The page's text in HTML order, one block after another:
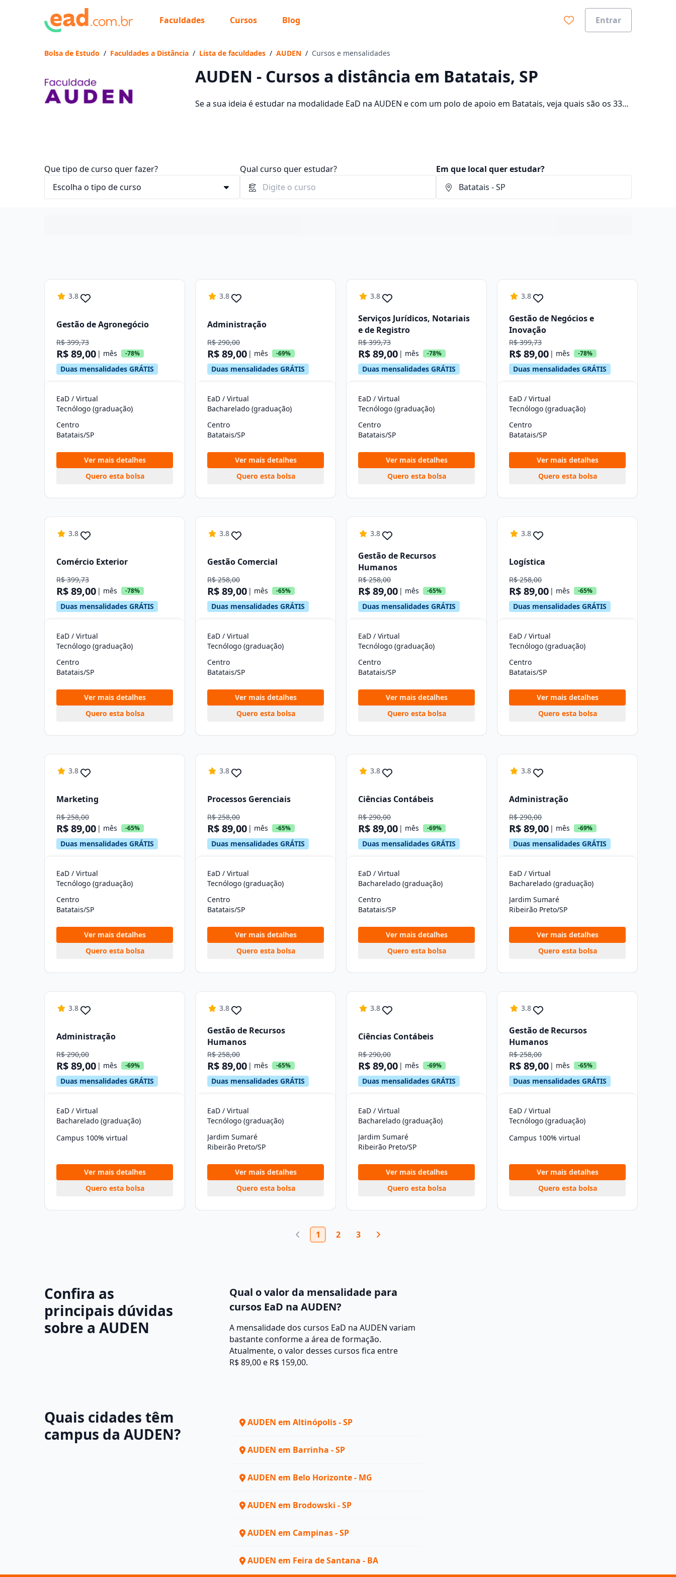
Faculdades Cursos Blog Entrar
Vamos te guiar no caminho ideal para seus estudos
Ainda não sei
Continuar
Bolsa de Estudo / Faculdades a Distância / Lista de faculdades / AUDEN / Cursos e mensalidades
AUDEN - Cursos a distância em Batatais, SP
Se a sua ideia é estudar na modalidade EaD na AUDEN e com um polo de apoio em Batatais, veja quais são os 33
Que tipo de curso quer fazer? Qual curso quer estudar? Em que local quer estudar?
3.8
Gestão de Agronegócio
R$ 399,73
R$ 89,00 | mês -78%
Duas mensalidades GRÁTIS
EaD / Virtual
Tecnólogo (graduação)
Centro
Batatais/SP
Ver mais detalhes
Quero esta bolsa
3.8
Administração
R$ 290,00
R$ 89,00 | mês -69%
Duas mensalidades GRÁTIS
EaD / Virtual
Bacharelado (graduação)
Centro
Batatais/SP
Ver mais detalhes
Quero esta bolsa
3.8
Serviços Jurídicos, Notariais
e de Registro
R$ 399,73
R$ 89,00 | mês -78%
Duas mensalidades GRÁTIS
EaD / Virtual
Tecnólogo (graduação)
Centro
Batatais/SP
Ver mais detalhes
Quero esta bolsa
3.8
Gestão de Negócios e
Inovação
R$ 399,73
R$ 89,00 | mês -78%
Duas mensalidades GRÁTIS
EaD / Virtual
Tecnólogo (graduação)
Centro
Batatais/SP
Ver mais detalhes
Quero esta bolsa
3.8
Comércio Exterior
R$ 399,73
R$ 89,00 | mês -78%
Duas mensalidades GRÁTIS
EaD / Virtual
Tecnólogo (graduação)
Centro
Batatais/SP
Ver mais detalhes
Quero esta bolsa
3.8
Gestão Comercial
R$ 258,00
R$ 89,00 | mês -65%
Duas mensalidades GRÁTIS
EaD / Virtual
Tecnólogo (graduação)
Centro
Batatais/SP
Ver mais detalhes
Quero esta bolsa
3.8
Gestão de Recursos
Humanos
R$ 258,00
R$ 89,00 | mês -65%
Duas mensalidades GRÁTIS
EaD / Virtual
Tecnólogo (graduação)
Centro
Batatais/SP
Ver mais detalhes
Quero esta bolsa
3.8
Logística
R$ 258,00
R$ 89,00 | mês -65%
Duas mensalidades GRÁTIS
EaD / Virtual
Tecnólogo (graduação)
Centro
Batatais/SP
Ver mais detalhes
Quero esta bolsa
3.8
Marketing
R$ 258,00
R$ 89,00 | mês -65%
Duas mensalidades GRÁTIS
EaD / Virtual
Tecnólogo (graduação)
Centro
Batatais/SP
Ver mais detalhes
Quero esta bolsa
3.8
Processos Gerenciais
R$ 258,00
R$ 89,00 | mês -65%
Duas mensalidades GRÁTIS
EaD / Virtual
Tecnólogo (graduação)
Centro
Batatais/SP
Ver mais detalhes
Quero esta bolsa
3.8
Ciências Contábeis
R$ 290,00
R$ 89,00 | mês -69%
Duas mensalidades GRÁTIS
EaD / Virtual
Bacharelado (graduação)
Centro
Batatais/SP
Ver mais detalhes
Quero esta bolsa
3.8
Administração
R$ 290,00
R$ 89,00 | mês -69%
Duas mensalidades GRÁTIS
EaD / Virtual
Bacharelado (graduação)
Jardim Sumaré
Ribeirão Preto/SP
Ver mais detalhes
Quero esta bolsa
3.8
Administração
R$ 290,00
R$ 89,00 | mês -69%
Duas mensalidades GRÁTIS
EaD / Virtual
Bacharelado (graduação)
Campus 100% virtual
Ver mais detalhes
Quero esta bolsa
3.8
Gestão de Recursos
Humanos
R$ 258,00
R$ 89,00 | mês -65%
Duas mensalidades GRÁTIS
EaD / Virtual
Tecnólogo (graduação)
Jardim Sumaré
Ribeirão Preto/SP
Ver mais detalhes
Quero esta bolsa
3.8
Ciências Contábeis
R$ 290,00
R$ 89,00 | mês -69%
Duas mensalidades GRÁTIS
EaD / Virtual
Bacharelado (graduação)
Jardim Sumaré
Ribeirão Preto/SP
Ver mais detalhes
Quero esta bolsa
3.8
Gestão de Recursos
Humanos
R$ 258,00
R$ 89,00 | mês -65%
Duas mensalidades GRÁTIS
EaD / Virtual
Tecnólogo (graduação)
Campus 100% virtual
Ver mais detalhes
Quero esta bolsa
1 2 3
Confira as
principais dúvidas
sobre a AUDEN
Qual o valor da mensalidade para
cursos EaD na AUDEN?
A mensalidade dos cursos EaD na AUDEN variam
bastante conforme a área de formação.
Atualmente, o valor desses cursos fica entre
R$ 89,00 e R$ 159,00.
Quais cidades têm
campus da AUDEN?
AUDEN em Altinópolis - SP
AUDEN em Barrinha - SP
AUDEN em Belo Horizonte - MG
AUDEN em Brodowski - SP
AUDEN em Campinas - SP
AUDEN em Feira de Santana - BA